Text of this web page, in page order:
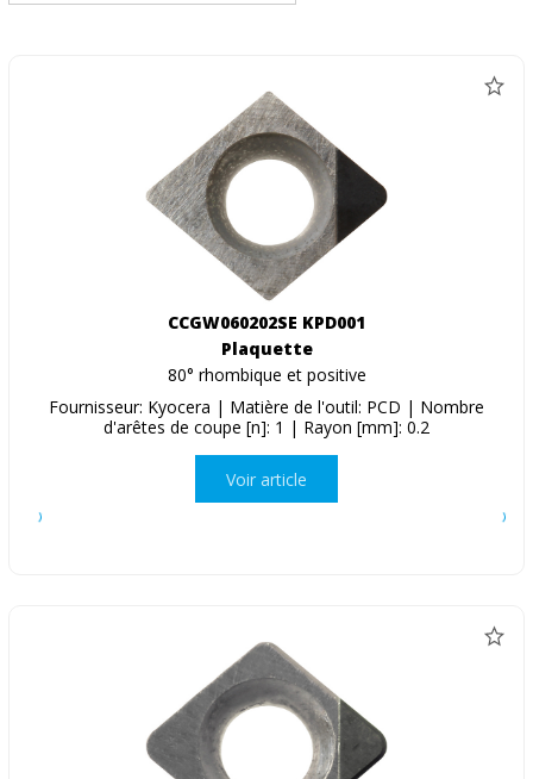
CCGW060202SE KPD001
Plaquette
80° rhombique et positive
Fournisseur: Kyocera | Matière de l'outil: PCD | Nombre
d'arêtes de coupe [n]: 1 | Rayon [mm]: 0.2
Voir article